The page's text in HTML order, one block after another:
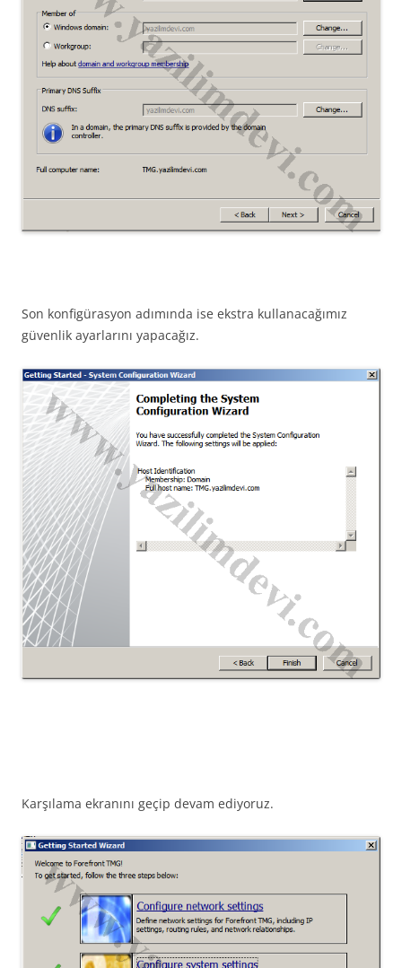
Son konfigürasyon adımında ise ekstra kullanacağımız
güvenlik ayarlarını yapacağız.
Karşılama ekranını geçip devam ediyoruz.